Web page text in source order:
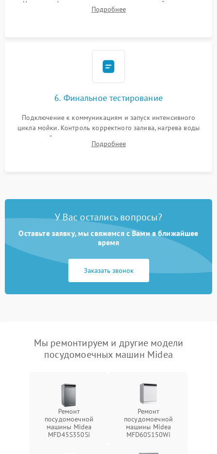
Надежная фиксация хомутов гидравлической системы,
сборка корпуса и установка датчика поплавка.
Подробнее
6. Финальное тестирование
Подключение к коммуникациям и запуск интенсивного
цикла мойки. Контроль корректного залива, нагрева воды
до нужной температуры, отсутствия посторонних шумов,
штатного слива и абсолютной сухости в поддоне.
Подробнее
У Вас остались вопросы?
Оставьте заявку, мы свяжемся с Вами в ближайшее
время
Заказать звонок
Мы ремонтируем и другие модели
посудомоечных машин Midea
Ремонт
посудомоечной
машины Midea
MFD45S350Si
Ремонт
посудомоечной
машины Midea
MFD60S150Wi